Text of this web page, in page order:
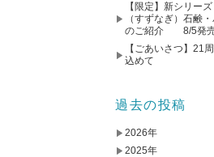
【限定】新シリーズ
（すずなぎ）石鹸
のご紹介 8/5発
【ごあいさつ】21
込めて
過去の投稿
2026年
2025年